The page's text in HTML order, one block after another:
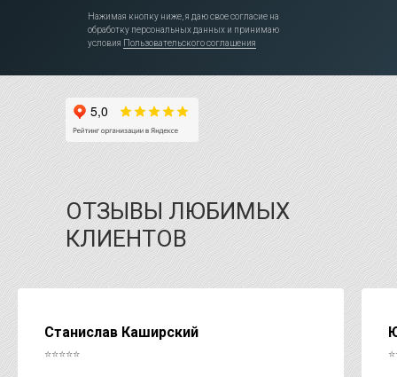
Нажимая кнопку ниже, я даю свое согласие на
обработку персональных данных и принимаю
условия Пользовательского соглашения
ОТЗЫВЫ ЛЮБИМЫХ
КЛИЕНТОВ
Станислав Каширский
⭐⭐⭐⭐⭐